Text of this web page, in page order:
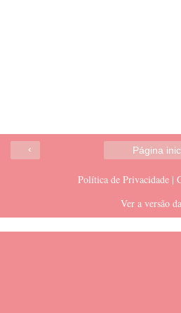
‹ Página
Política de Privacidade |
Ver a versão